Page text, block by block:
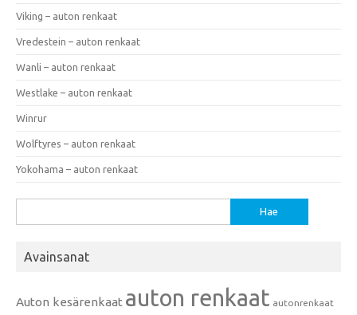
Viking – auton renkaat
Vredestein – auton renkaat
Wanli – auton renkaat
Westlake – auton renkaat
Winrur
Wolftyres – auton renkaat
Yokohama – auton renkaat
Avainsanat
Auton kesärenkaat auton renkaat autonrenkaat